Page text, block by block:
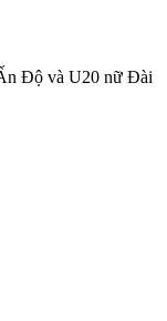
Độ và U20 nữ Đài